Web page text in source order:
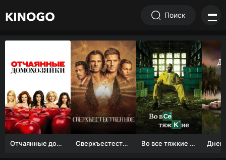
Поиск
Отчаянные домохозяйки (1 сезон) Сверхъестественное Во все тяжкие 1-5 сезон